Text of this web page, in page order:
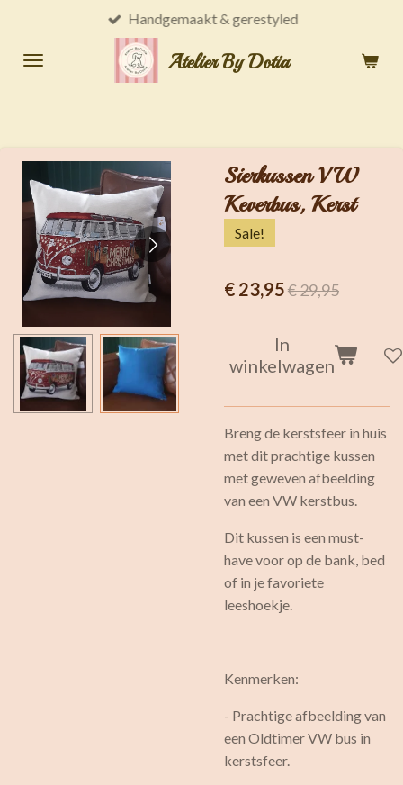
naar
Atelier By Dotia
Handgemaakt & gerestyled
Sierkussen VW
Keverbus, Kerst
Sale!
€ 23,95€ 29,95
In
winkelwagen
Breng de kerstsfeer in huis
met dit prachtige kussen
met geweven afbeelding
van een VW kerstbus.
Dit kussen is een must-
have voor op de bank, bed
of in je favoriete
leeshoekje.
Kenmerken:
- Prachtige afbeelding van
een Oldtimer VW bus in
kerstsfeer.